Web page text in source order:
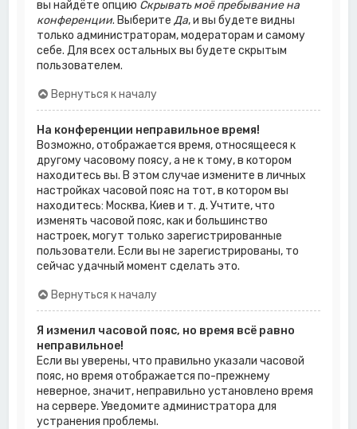
вы найдёте опцию Скрывать моё пребывание на
конференции. ВыберитеДа, и вы будете видны
только администраторам, модераторам и самому
себе. Для всех остальных вы будете скрытым
пользователем.
Вернуться к началу
На конференции неправильное время!
Возможно, отображается время, относящееся к
другому часовому поясу, а не к тому, в котором
находитесь вы. В этом случае измените в личных
настройках часовой пояс на тот, в котором вы
находитесь: Москва, Киев и т. д. Учтите, что
изменять часовой пояс, как и большинство
настроек, могут только зарегистрированные
пользователи. Если вы не зарегистрированы, то
сейчас удачный момент сделать это.
Вернуться к началу
Я изменил часовой пояс, но время всё равно
неправильное!
Если вы уверены, что правильно указали часовой
пояс, но время отображается по-прежнему
неверное, значит, неправильно установлено время
на сервере. Уведомите администратора для
устранения проблемы.